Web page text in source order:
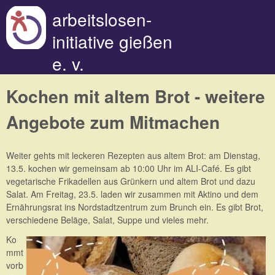
arbeitslosen-
initiative gießen
e. v.
Kochen mit altem Brot - weitere
Angebote zum Mitmachen
Weiter gehts mit leckeren Rezepten aus altem Brot: am Dienstag,
13.5. kochen wir gemeinsam ab 10:00 Uhr im ALI-Café. Es gibt
vegetarische Frikadellen aus Grünkern und altem Brot und dazu
Salat. Am Freitag, 23.5. laden wir zusammen mit Aktino und dem
Ernährungsrat ins Nordstadtzentrum zum Brunch ein. Es gibt Brot,
verschiedene Beläge, Salat, Suppe und vieles mehr.
Ko
mmt
vorb